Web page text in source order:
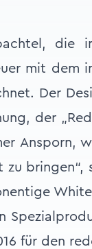
die
mit dem
Der
der
Ansporn,
zu bringen“,
für den